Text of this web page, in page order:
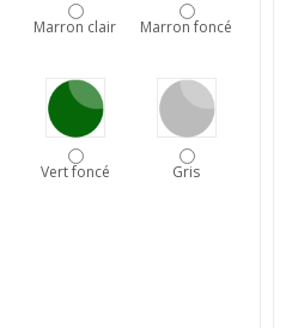
Marron clair Marron foncé
Vert foncé Gris